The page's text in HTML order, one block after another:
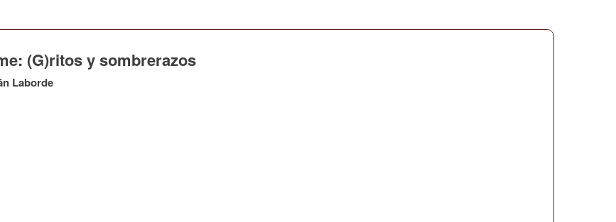
(G)ritos y sombrerazos
Laborde